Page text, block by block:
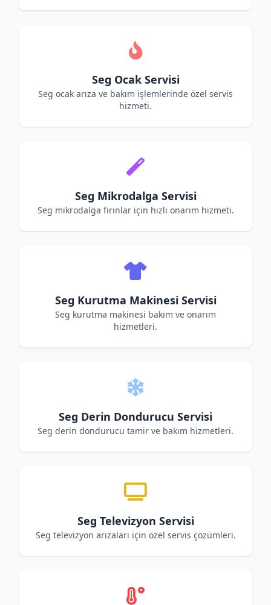
Seg Ocak Servisi
Seg ocak arıza ve bakım işlemlerinde özel servis
hizmeti.
Seg Mikrodalga Servisi
Seg mikrodalga fırınlar için hızlı onarım hizmeti.
Seg Kurutma Makinesi Servisi
Seg kurutma makinesi bakım ve onarım
hizmetleri.
Seg Derin Dondurucu Servisi
Seg derin dondurucu tamir ve bakım hizmetleri.
Seg Televizyon Servisi
Seg televizyon arızaları için özel servis çözümleri.